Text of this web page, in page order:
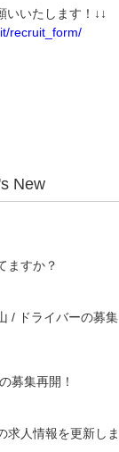
いいたします！↓↓
recruit_form/
New
ますか？
/ ドライバーの募集
募集再開！
求人情報を更新しま